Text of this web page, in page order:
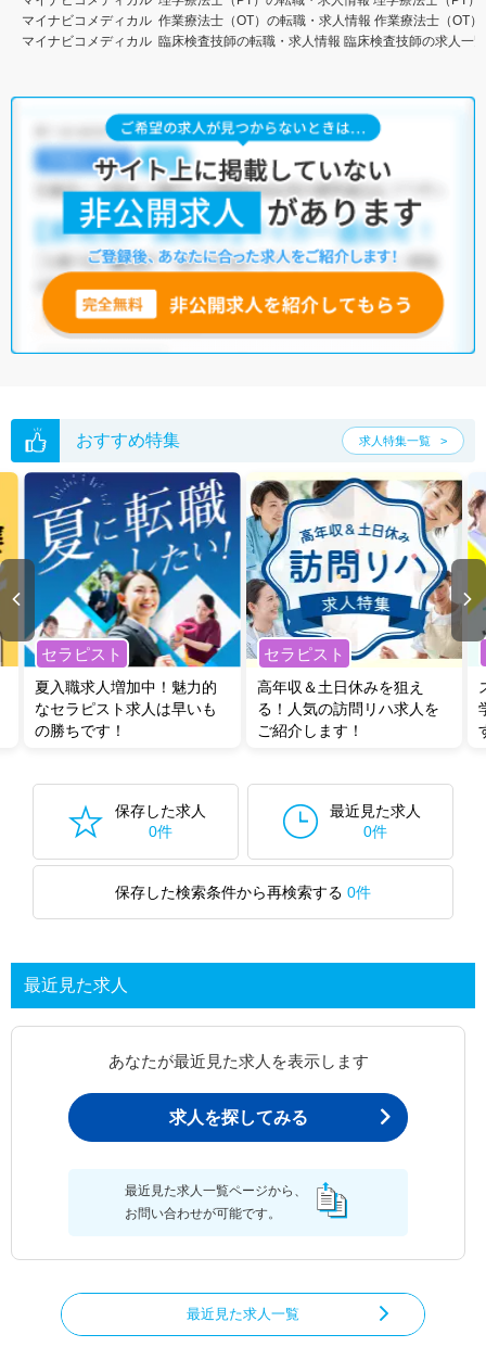
マイナビコメディカル 作業療法士（OT）の転職・求人情報 作業療法士（OT
マイナビコメディカル 臨床検査技師の転職・求人情報 臨床検査技師の求人一覧
おすすめ特集 求人特集一覧
セラピスト
夏入職求人増加中！魅力的
なセラピスト求人は早いも
の勝ちです！
セラピスト
高年収＆土日休みを狙え
る！人気の訪問リハ求人を
ご紹介します！
保存した求人
0件
最近見た求人
0件
保存した検索条件から再検索する 0件
最近見た求人
あなたが最近見た求人を表示します
求人を探してみる
最近見た求人一覧ページから、
お問い合わせが可能です。
最近見た求人一覧